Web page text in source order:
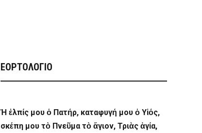
ΕΟΡΤΟΛΟΓΙΟ
Ἡ ἐλπίς μου ὁ Πατήρ, καταφυγή μου ὁ Υἱός,
σκέπη μου τὸ Πνεῦμα τὸ ἅγιον, Τριὰς ἁγία,